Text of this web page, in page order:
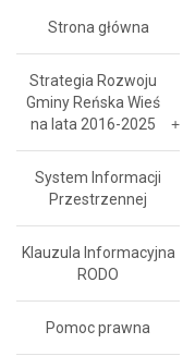
Strona główna
Strategia Rozwoju
Gminy Reńska Wieś
na lata 2016-2025
System Informacji
Przestrzennej
Klauzula Informacyjna
RODO
Pomoc prawna